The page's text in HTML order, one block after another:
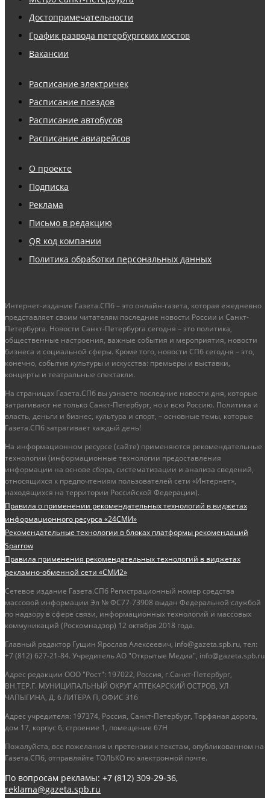
Достопримечательности
График развода петербургских мостов
Вакансии
Расписание электричек
Расписание поездов
Расписание автобусов
Расписание авиарейсов
О проекте
Подписка
Реклама
Письмо в редакцию
QR код компании
Политика обработки персональных данных
Интернет-издание Газета.СПб – это онлайн-газета, которая ежедневно
представляет своим читателям последние новости России и Санкт-
Петербурга. Новости Санкт-Петербурга сегодня – это политика,
общественные настроения, важные события и мероприятия, новости
бизнеса и социальной сферы. Кроме того, новости СПб сегодня – это,
конечно, события культуры и искусства: премьеры и выставки,
концерты и театральные спектакли.
На страницах Газета.СПб вы узнаете последние новости дня, которые
затрагивают не только Санкт-Петербург, но и всю Россию. Политика и
власть, деньги и бизнес, культура и спорт, – основные темы, которые
Газета.СПб затрагивает каждый день!
На информационном ресурсе (сайте) применяются рекомендательные
технологии (информационные технологии предоставления
информации на основе сбора, систематизации и анализа сведений,
относящихся к предпочтениям пользователей сети «Интернет»,
находящихся на территории Российской Федерации).
Правила о применении рекомендательных технологий в виджетах
информационного ресурса «24СМИ»
Рекомендательные технологии в блоках платформы рекомендаций
Sparrow
Правила применения рекомендательных технологий в виджетах
рекламно-обменной сети «СМИ2»
Сетевое издание Газета.СПб Регистрационный номер средства
массовой информации Эл № ФС77-73908 выдан Федеральной службой
по надзору в сфере связи, информационных технологий и массовых
коммуникаций (Роскомнадзор) 12 октября 2018 года.
Главный редактор Гущин Ярослав Алексеевич, info@gazeta.spb.ru, тел:
+7 (812) 627-21-84. Учредитель АО "Открытые Медиа", info@gazeta.spb.ru
Адрес редакции ООО "Рост": 197022, Россия, г.Санкт-Петербург,
ВН.ТЕР.Г. МУНИЦИПАЛЬНЫЙ ОКРУГ АПТЕКАРСКИЙ ОСТРОВ, УЛ
ЧАПЫГИНА, Д. 6 ЛИТЕРА П, ОФИС 316
Адрес учредителя: 197374, Россия, Санкт-Петербург, Торфяная дорога,
дом 17, корпус 6, строение 1, помещение 67Н
Пожалуйста, все пожелания и претензии к текстам, опубликованном на
Газета.СПб, отправляйте ТОЛЬКО по электронной почте.
По вопросам рекламы: +7 (812) 309-29-36,
reklama@gazeta.spb.ru